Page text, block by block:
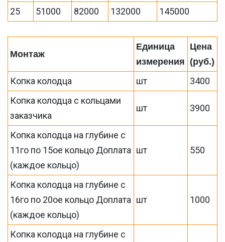
25
51000 82000 132000 145000
Монтаж
Единица
измерения
Цена
(руб.)
Копка колодца шт
3400
Копка колодца с кольцами
заказчика
шт 3900
Копка колодца на глубине с
11го по 15ое кольцо Доплата
(каждое кольцо)
шт 550
Копка колодца на глубине с
16го по 20ое кольцо Доплата
(каждое кольцо)
шт 1000
Копка колодца на глубине с